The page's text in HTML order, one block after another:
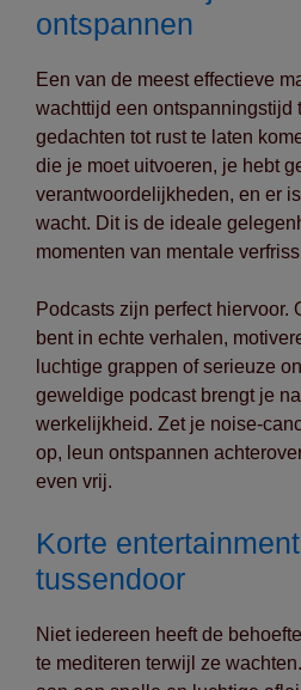
ontspannen
Een van de meest effectieve
wachttijd een ontspanningstijd
gedachten tot rust te laten
die je moet uitvoeren, je hebt
verantwoordelijkheden, en er
wacht. Dit is de ideale
momenten van mentale
Podcasts zijn perfect hiervoor.
bent in echte verhalen,
luchtige grappen of serieuze
geweldige podcast brengt je
werkelijkheid. Zet je noise-
op, leun ontspannen
even vrij.
Korte
tussendoor
Niet iedereen heeft de
te mediteren terwijl ze